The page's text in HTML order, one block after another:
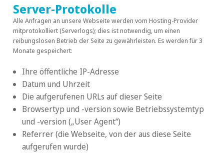
Server-Protokolle
Alle Anfragen an unsere Webseite werden vom Hosting-Provider
mitprotokolliert (Serverlogs); dies ist notwendig, um einen
reibungslosen Betrieb der Seite zu gewährleisten. Es werden für 3
Monate gespeichert:
Ihre öffentliche IP-Adresse
Datum und Uhrzeit
Die aufgerufenen URLs auf dieser Seite
Browsertyp und -version sowie Betriebssystemtyp
und -version („User Agent“)
Referrer (die Webseite, von der aus diese Seite
aufgerufen wurde)